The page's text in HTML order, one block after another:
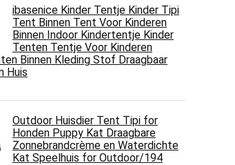
ibasenice Kinder Tentje Kinder Tipi
Tent Binnen Tent Voor Kinderen
Binnen Indoor Kindertentje Kinder
Tenten Tentje Voor Kinderen
Binnen Kleding Stof Draagbaar
Huis
Outdoor Huisdier Tent Tipi for
Honden Puppy Kat Draagbare
Zonnebrandcrème en Waterdichte
Kat Speelhuis for Outdoor/194